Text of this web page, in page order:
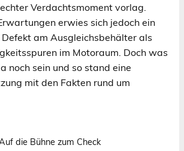
Verdachtsmoment vorlag.
erwies sich jedoch ein
am Ausgleichsbehälter als
im Motoraum. Doch was
noch sein und so stand eine
mit den Fakten rund um
die Bühne zum Check